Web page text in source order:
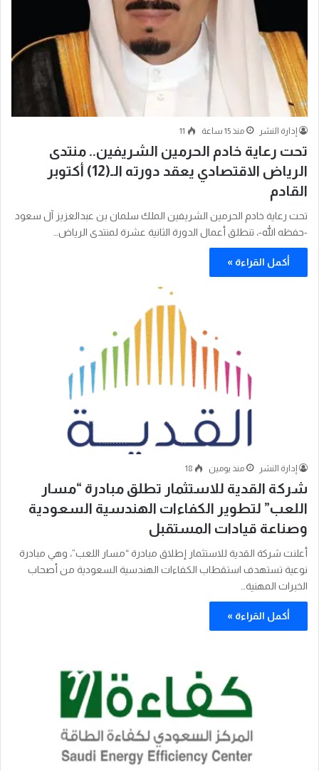
إدارة النشر منذ 15 ساعة 11
تحت رعاية خادم الحرمين الشريفين.. منتدى
الرياض الاقتصادي يعقد دورته الـ(12) أكتوبر
القادم
تحت رعاية خادم الحرمين الشريفين الملك سلمان بن عبدالعزيز آل سعود
-حفظه الله-، تنطلق أعمال الدورة الثانية عشرة لمنتدى الرياض…
أكمل القراءة »
إدارة النشر منذ يومين 18
شركة القدية للاستثمار تطلق مبادرة “مسار
اللعب” لتطوير الكفاءات الهندسية السعودية
وصناعة قيادات المستقبل
أعلنت شركة القدية للاستثمار إطلاق مبادرة “مسار اللعب”، وهي مبادرة
نوعية تستهدف استقطاب الكفاءات الهندسية السعودية من أصحاب
الخبرات المهنية…
أكمل القراءة »